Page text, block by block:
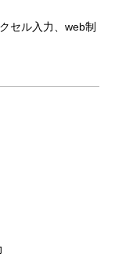
セル入力、web制